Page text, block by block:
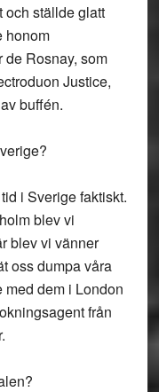
och ställde glatt
honom
Rosnay, som
Justice,
buffén.
i Sverige faktiskt.
blev vi
blev vi vänner
oss dumpa våra
dem i London
från